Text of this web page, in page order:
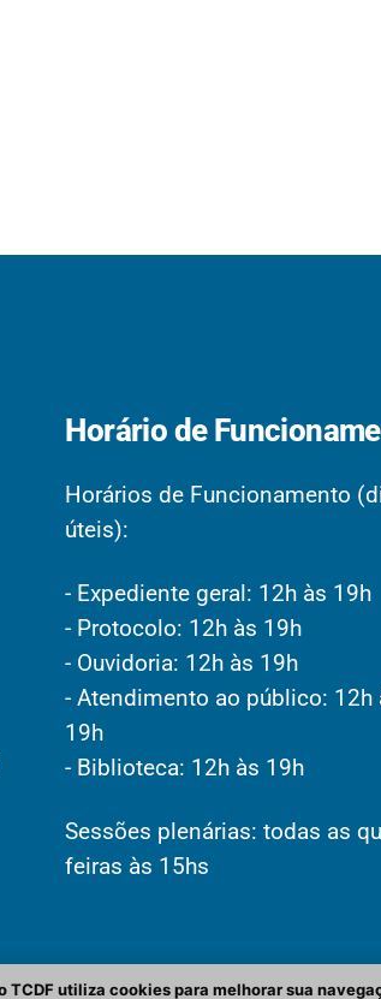
Horário de
Horários de Funcionamento
úteis):
- Expediente geral: 12h às 19h
- Protocolo: 12h às 19h
- Ouvidoria: 12h às 19h
- Atendimento ao público: 12h
19h
- Biblioteca: 12h às 19h
Sessões plenárias: todas as
feiras às 15hs
TCDF utiliza cookies para melhorar sua